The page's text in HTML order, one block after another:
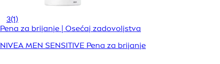
3(1)
Pena za brijanje | Osećaj zadovoljstva
NIVEA MEN SENSITIVE Pena za brijanje